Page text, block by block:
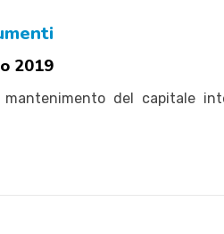
2019
mantenimento del capitale